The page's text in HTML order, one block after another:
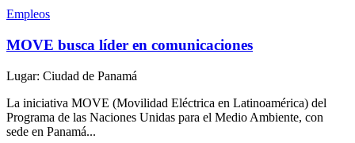
Empleos
MOVE busca líder en comunicaciones
Lugar: Ciudad de Panamá
La iniciativa MOVE (Movilidad Eléctrica en Latinoamérica) del
Programa de las Naciones Unidas para el Medio Ambiente, con
sede en Panamá...